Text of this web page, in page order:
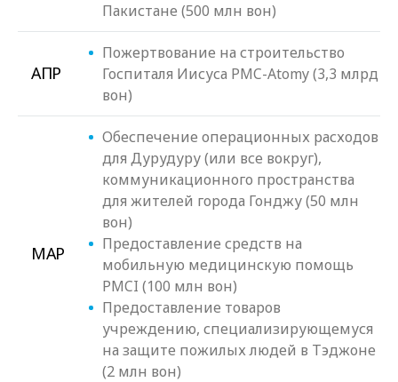
Пакистане (500 млн вон)
АПР
Пожертвование на строительство
Госпиталя Иисуса PMC-Atomy (3,3 млрд
вон)
МАР
Обеспечение операционных расходов
для Дурудуру (или все вокруг),
коммуникационного пространства
для жителей города Гонджу (50 млн
вон)
Предоставление средств на
мобильную медицинскую помощь
PMCI (100 млн вон)
Предоставление товаров
учреждению, специализирующемуся
на защите пожилых людей в Тэджоне
(2 млн вон)